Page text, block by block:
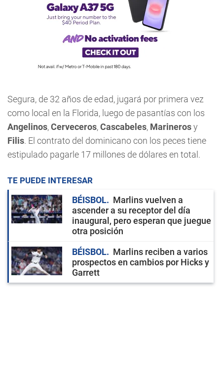
Segura, de 32 años de edad, jugará por primera vez
como local en la Florida, luego de pasantías con los
Angelinos,Cerveceros,Cascabeles, Marinerosy
Filis. El contrato del dominicano con los peces tiene
estipulado pagarle 17 millones de dólares en total.
TE PUEDE INTERESAR
BÉISBOL
Marlins vuelven a
ascender a su receptor del día
inaugural, pero esperan que juegue
otra posición
BÉISBOL
Marlins reciben a varios
prospectos en cambios por Hicks y
Garrett